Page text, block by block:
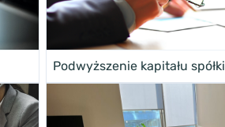
Podwyższenie kapitału spółki